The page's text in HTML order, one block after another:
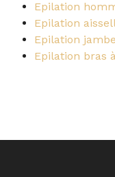
Epilation
Epilation
Epilation
Epilation bras